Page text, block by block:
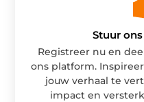
Stuur
Registreer nu en
ons platform.
jouw verhaal te
impact en